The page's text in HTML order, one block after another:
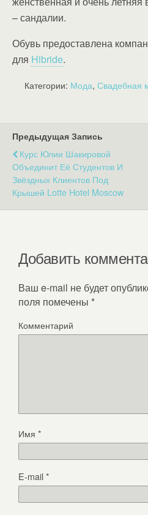
– сандалии.
Обувь предоставлена
для Hibride.
Категории: Мода, Свадебная
Предыдущая Запись
Курс Юлии Шакировой
Объединит Её Студентов И
Звёздных Клиентов Под
Крышей Lotte Hotel Moscow
Добавить
Ваш e-mail не будет
поля помечены *
Комментарий
Имя *
E-mail*